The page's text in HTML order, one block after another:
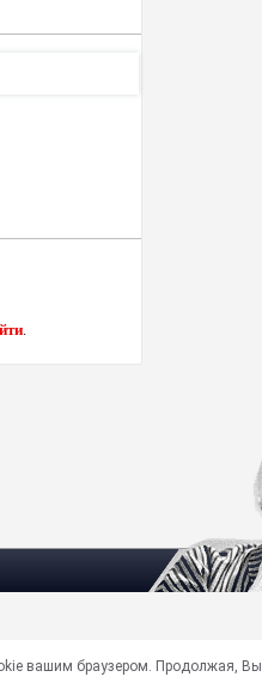
.
вашим браузером. Продолжая, Вы